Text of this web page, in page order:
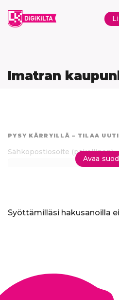
sisältöön
Imatran
PYSY KÄRRYILLÄ – TILAA
Sähköpostiosoite (pakollinen)
Avaa
Syöttämilläsi hakusanoilla